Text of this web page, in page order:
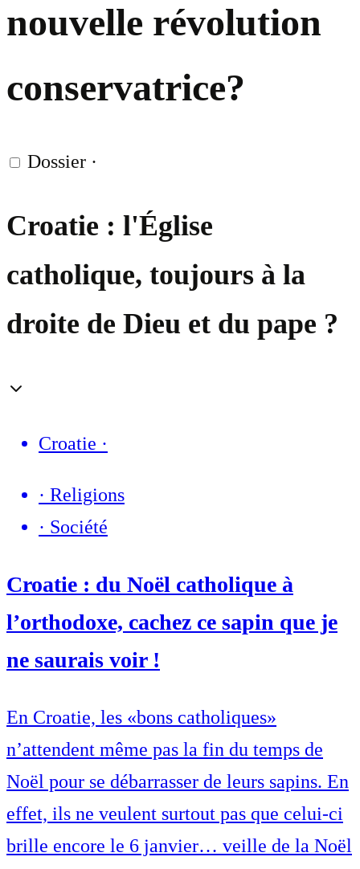
nouvelle révolution
conservatrice?
Dossier ·
Croatie : l'Église
catholique, toujours à la
droite de Dieu et du pape ?
Croatie ·
· Religions
· Société
Croatie : du Noël catholique à
l’orthodoxe, cachez ce sapin que je
ne saurais voir !
En Croatie, les «bons catholiques»
n’attendent même pas la fin du temps de
Noël pour se débarrasser de leurs sapins. En
effet, ils ne veulent surtout pas que celui-ci
brille encore le 6 janvier… veille de la Noël